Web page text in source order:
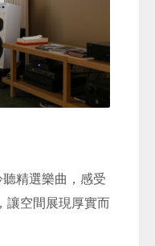
精選樂曲，感受
讓空間展現厚實而